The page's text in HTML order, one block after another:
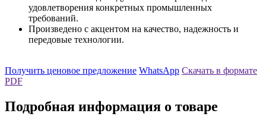
удовлетворения конкретных промышленных
требований.
Произведено с акцентом на качество, надежность и
передовые технологии.
Получить ценовое предложение WhatsApp Скачать в формате
PDF
Подробная информация о товаре